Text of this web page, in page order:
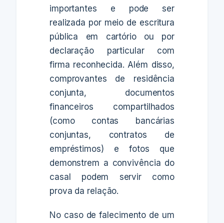
importantes e pode ser
realizada por meio de escritura
pública em cartório ou por
declaração particular com
firma reconhecida. Além disso,
comprovantes de residência
conjunta, documentos
financeiros compartilhados
(como contas bancárias
conjuntas, contratos de
empréstimos) e fotos que
demonstrem a convivência do
casal podem servir como
prova da relação.
No caso de falecimento de um